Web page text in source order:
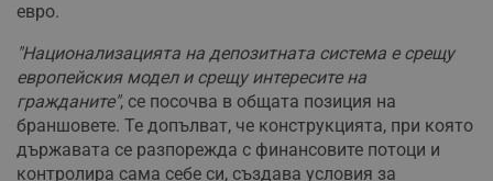
евро.
"Национализацията на депозитната система е срещу
европейския модел и срещу интересите на
гражданите", се посочва в общата позиция на
браншовете. Те допълват, че конструкцията, при която
държавата се разпорежда с финансовите потоци и
контролира сама себе си, създава условия за